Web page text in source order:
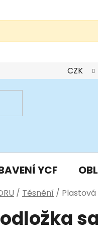
CZK
YCF
/ Těsnění /